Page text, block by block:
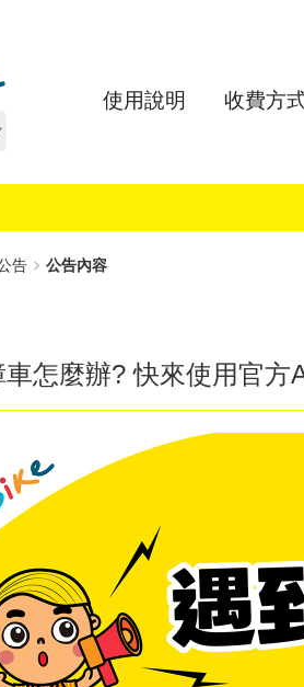
使用說明 收費方
告 公告內容
怎麼辦? 快來使用官方